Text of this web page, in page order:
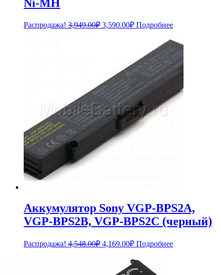
Ni-MH
Распродажа! 3,949.00₽ Первоначальная
3,590.00₽Текущая
3,590.00₽.
Подробнее
Аккумулятор Sony VGP-BPS2A,
VGP-BPS2B, VGP-BPS2C (черный)
Распродажа! 4,548.00₽ Первоначальная
составляла
4,548.00₽.
4,169.00₽Текущая
цена:
4,169.00₽.
Подробнее